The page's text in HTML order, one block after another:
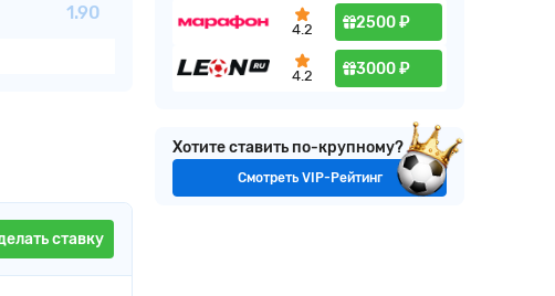
1.90
ставку
4.2 2500 ₽
4.2 3000 ₽
Хотите ставить по-крупному?
Смотреть VIP-Рейтинг